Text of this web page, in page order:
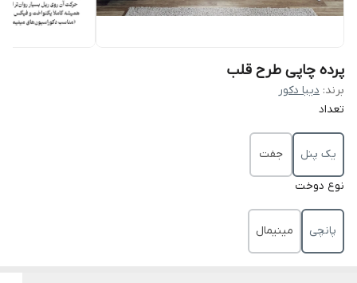
پرده چاپی طرح قلب
برند: دیبا دکور
تعداد
یک پنل جفت
نوع دوخت
پانچی مینیمال